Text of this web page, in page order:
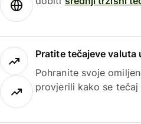
Pratite tečajeve valuta
Pohranite svoje
provjerili kako se tečaj